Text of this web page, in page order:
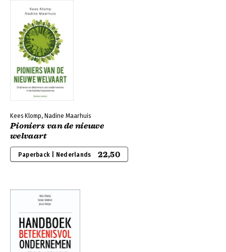
Kees Klomp, Nadine Maarhuis
Pioniers van de nieuwe
welvaart
Paperback | Nederlands 22,50